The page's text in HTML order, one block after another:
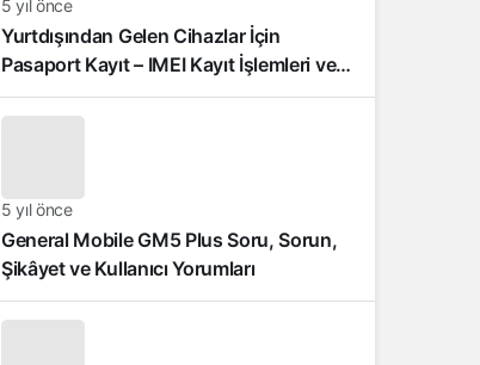
5 yıl önce
Yurtdışından Gelen Cihazlar İçin
Pasaport Kayıt – IMEI Kayıt İşlemleri ve
Sıkça Sorulan Sorular
5 yıl önce
General Mobile GM5 Plus Soru, Sorun,
Şikâyet ve Kullanıcı Yorumları